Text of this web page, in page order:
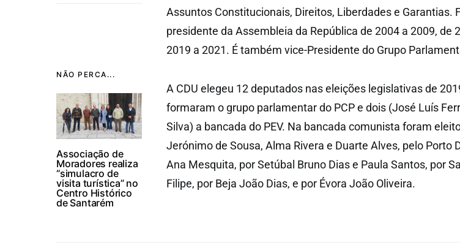
NÃO PERCA...
Associação de
Moradores realiza
“simulacro de
visita turística” no
Centro Histórico
de Santarém
Assuntos Constitucionais, Direitos, Liberdades e Garantias.
presidente da Assembleia da República de 2004 a 2009, de
2019 a 2021. É também vice-Presidente do Grupo
A CDU elegeu 12 deputados nas eleições legislativas de
formaram o grupo parlamentar do PCP e dois (José Luís
Silva) a bancada do PEV. Na bancada comunista foram
Jerónimo de Sousa, Alma Rivera e Duarte Alves, pelo Porto
Ana Mesquita, por Setúbal Bruno Dias e Paula Santos, por
Filipe, por Beja João Dias, e por Évora João Oliveira.